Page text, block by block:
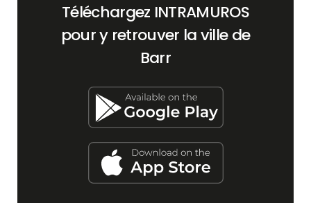
Téléchargez INTRAMUROS
pour y retrouver la ville de
Barr